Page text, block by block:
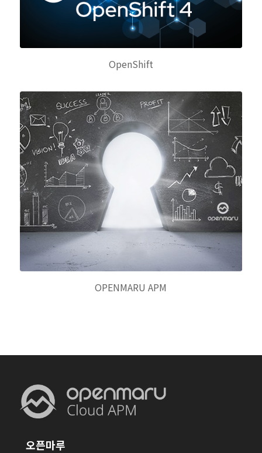
OpenShift
OPENMARU APM
오픈마루